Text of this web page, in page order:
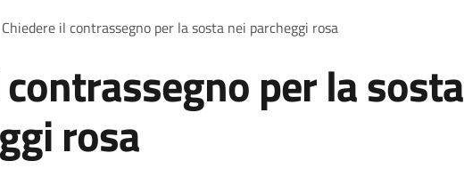
Chiedere il contrassegno per la sosta nei parcheggi rosa
per la sosta
rosa